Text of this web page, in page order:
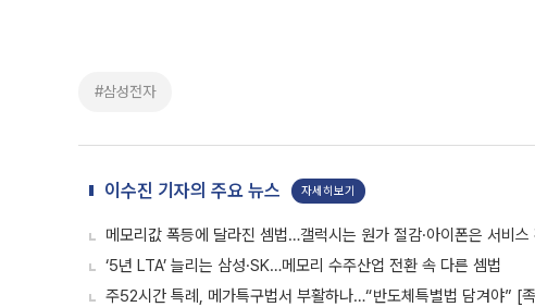
#삼성전자
이수진 기자의 주요 뉴스 자세히보기
메모리값 폭등에 달라진 셈법…갤럭시는 원가 절감·아이폰은 서비스
‘5년 LTA’ 늘리는 삼성·SK…메모리 수주산업 전환 속 다른 셈법
주52시간 특례, 메가특구법서 부활하나…“반도체특별법 담겨야” [